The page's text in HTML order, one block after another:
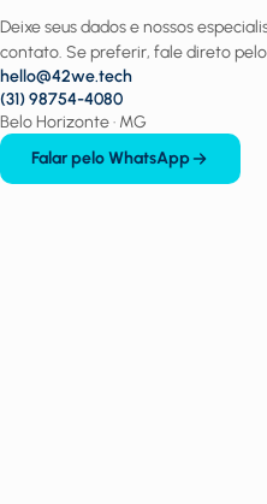
Deixe seus dados e nossos
contato. Se preferir, fale direto
hello@42we.tech
(31) 98754-4080
Belo Horizonte · MG
Falar pelo WhatsApp